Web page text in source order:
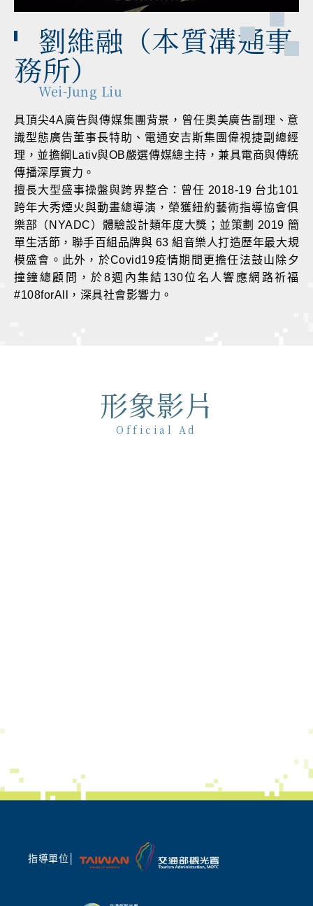
劉維融（本質溝通事
務所）
Wei-Jung Liu
具頂尖4A廣告與傳媒集團背景，曾任奧美廣告副理、意
識型態廣告董事長特助、電通安吉斯集團偉視捷副總經
理，並擔綱Lativ與OB嚴選傳媒總主持，兼具電商與傳統
傳播深厚實力。
擅長大型盛事操盤與跨界整合：曾任 2018-19 台北101
跨年大秀煙火與動畫總導演，榮獲紐約藝術指導協會俱
樂部（NYADC）體驗設計類年度大獎；並策劃 2019 簡
單生活節，聯手百組品牌與 63 組音樂人打造歷年最大規
模盛會。此外，於Covid19疫情期間更擔任法鼓山除夕
撞鐘總顧問，於8週內集結130位名人響應網路祈福
#108forAll，深具社會影響力。
形象影片
Official Ad
指導單位│